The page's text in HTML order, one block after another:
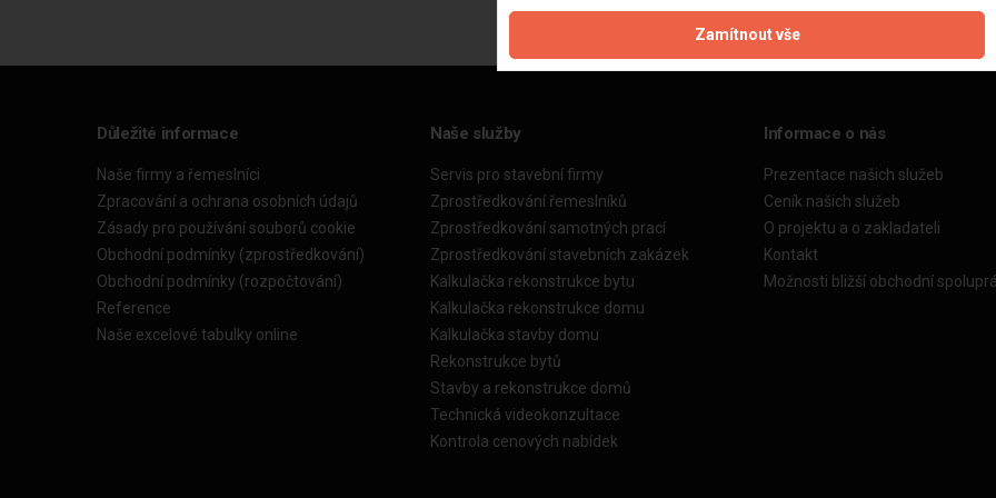
Důležité informace
Naše firmy a řemeslníci
Zpracování a ochrana osobních údajů
Zásady pro používání souborů cookie
Obchodní podmínky (zprostředkování)
Obchodní podmínky (rozpočtování)
Reference
Naše excelové tabulky online
Naše služby
Servis pro stavební firmy
Zprostředkování řemeslníků
Zprostředkování samotných prací
Zprostředkování stavebních zakázek
Kalkulačka rekonstrukce bytu
Kalkulačka rekonstrukce domu
Kalkulačka stavby domu
Rekonstrukce bytů
Stavby a rekonstrukce domů
Technická videokonzultace
Kontrola cenových nabídek
Informace o nás
Prezentace našich služeb
Ceník našich služeb
O projektu a o zakladateli
Kontakt
Možnosti bližší obchodní
Zamítnout vše